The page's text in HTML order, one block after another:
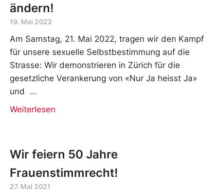
ändern!
19. Mai 2022
Am Samstag, 21. Mai 2022, tragen wir den Kampf
für unsere sexuelle Selbstbestimmung auf die
Strasse: Wir demonstrieren in Zürich für die
gesetzliche Verankerung von «Nur Ja heisst Ja»
und
Weiterlesen
Wir feiern 50 Jahre
Frauenstimmrecht!
27. Mai 2021